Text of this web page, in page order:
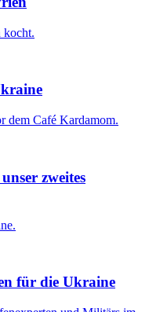
zweites
für die Ukraine